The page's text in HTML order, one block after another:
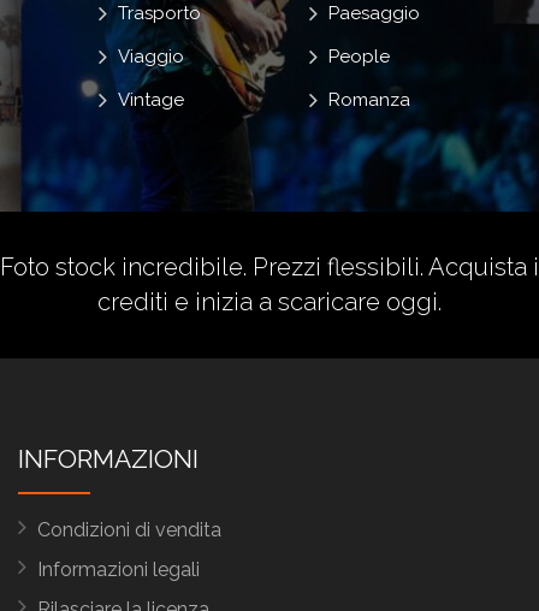
Paesaggio
People
Romanza
Trasporto
Viaggio
Vintage
Foto stock incredibile. Prezzi flessibili. Acquista i
crediti e inizia a scaricare oggi.
INFORMAZIONI
Condizioni di vendita
Informazioni legali